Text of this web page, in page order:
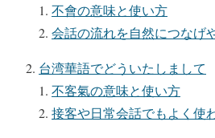
不會の意味と使い方
会話の流れを自然につなげ
台湾華語でどういたしまして
不客氣の意味と使い方
接客や日常会話でもよく使